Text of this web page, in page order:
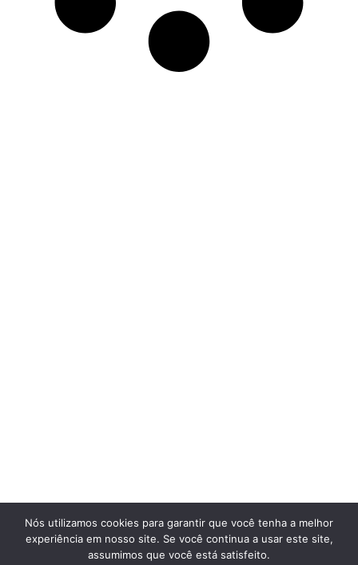
Nós utilizamos cookies para garantir que você tenha a melhor
experiência em nosso site. Se você continua a usar este site,
assumimos que você está satisfeito.